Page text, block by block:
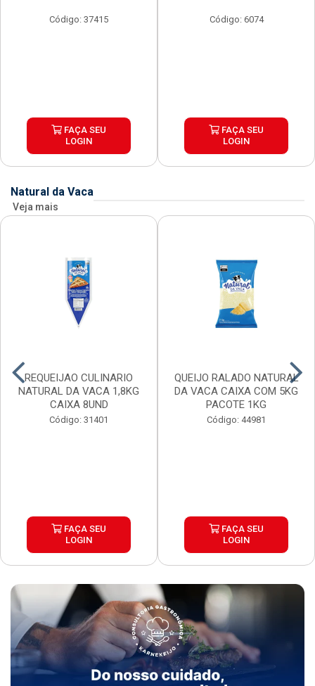
Código: 37415
FAÇA SEU
LOGIN
Código: 6074
FAÇA SEU
LOGIN
Natural da Vaca
Veja mais
REQUEIJAO CULINARIO
NATURAL DA VACA 1,8KG
CAIXA 8UND
Código: 31401
FAÇA SEU
LOGIN
QUEIJO RALADO NATURAL
DA VACA CAIXA COM 5KG
PACOTE 1KG
Código: 44981
FAÇA SEU
LOGIN